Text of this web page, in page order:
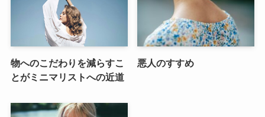
物へのこだわりを減らすこ
とがミニマリストへの近道
悪人のすすめ